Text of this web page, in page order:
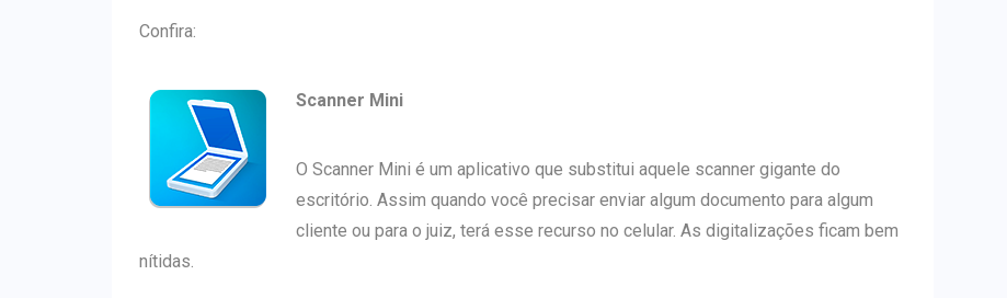
Confira:
Scanner Mini
O Scanner Mini é um aplicativo que substitui aquele scanner gigante do
escritório. Assim quando você precisar enviar algum documento para algum
cliente ou para o juiz, terá esse recurso no celular. As digitalizações ficam bem
nítidas.